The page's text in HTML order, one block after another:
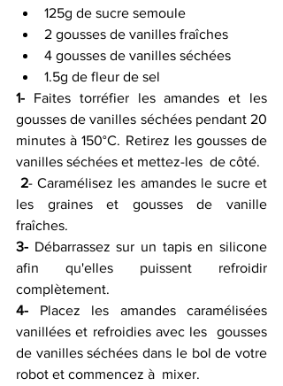
125g de sucre semoule
2 gousses de vanilles fraîches
4 gousses de vanilles séchées
1.5g de fleur de sel
1- Faites torréfier les amandes et les
gousses de vanilles séchées pendant 20
minutes à 150°C. Retirez les gousses de
vanilles séchées et mettez-les  de côté.
2- Caramélisez les amandes le sucre et
les graines et gousses de vanille
fraîches.
3- Débarrassez sur un tapis en silicone
afin qu'elles puissent refroidir
complètement.
4- Placez les amandes caramélisées
vanillées et refroidies avec les  gousses
de vanilles séchées dans le bol de votre
robot et commencez à  mixer.